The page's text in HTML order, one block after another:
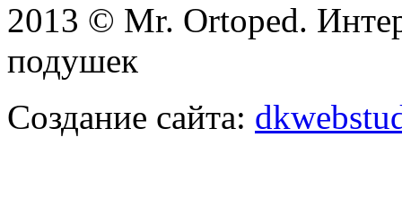
2013 © Mr. Ortoped.
подушек
Создание сайта: